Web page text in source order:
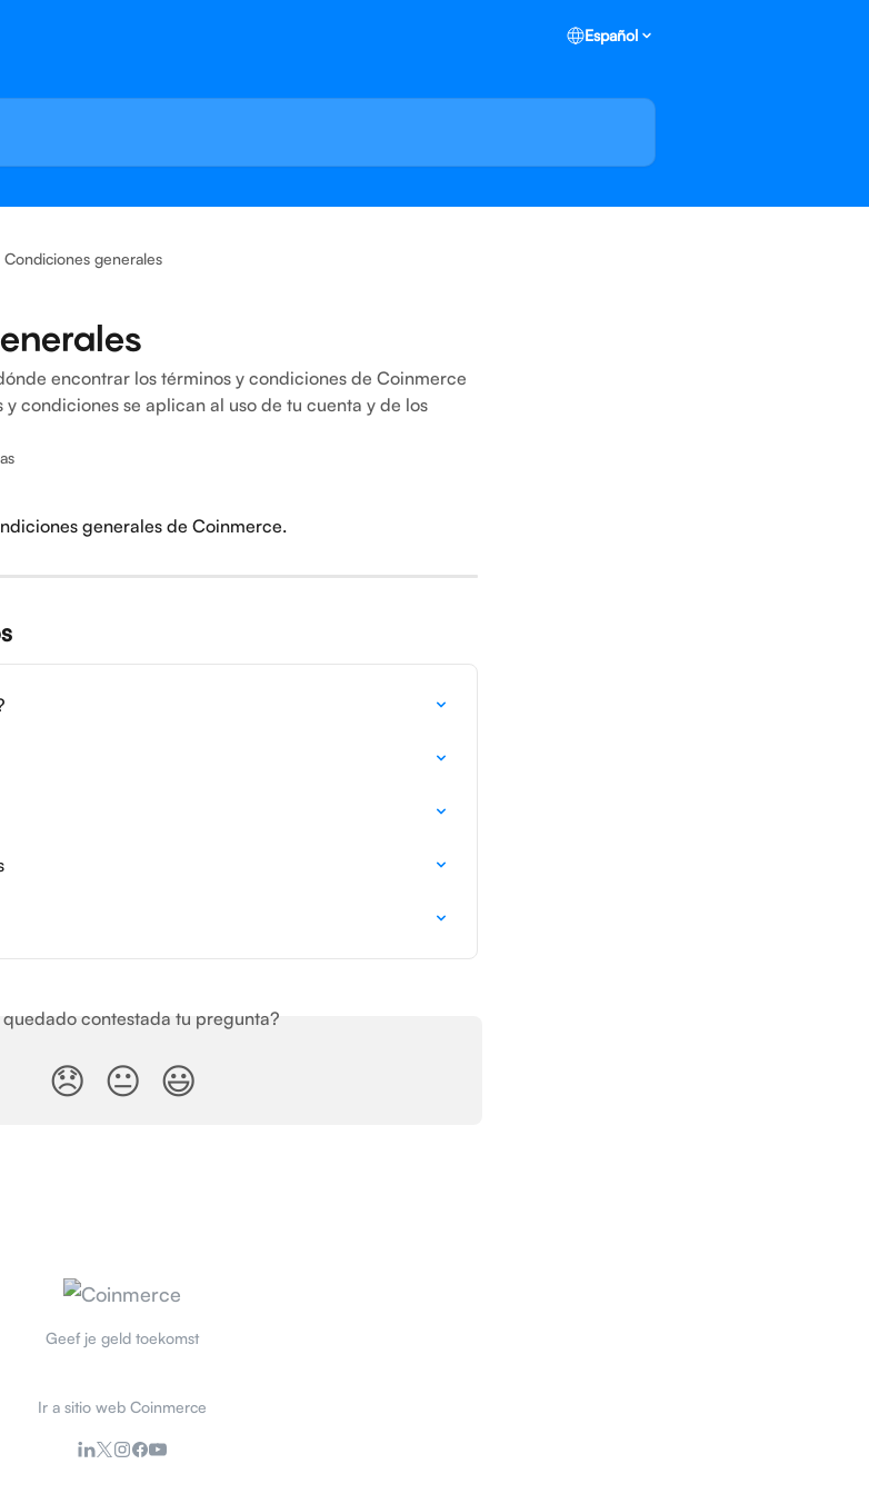
Español
Condiciones generales
encontrar los términos y condiciones de Coinmerce
condiciones se aplican al uso de tu cuenta y de los
generales de Coinmerce.
quedado contestada tu pregunta?
😞 😐 😃
Geef je geld toekomst
Ir a sitio web Coinmerce